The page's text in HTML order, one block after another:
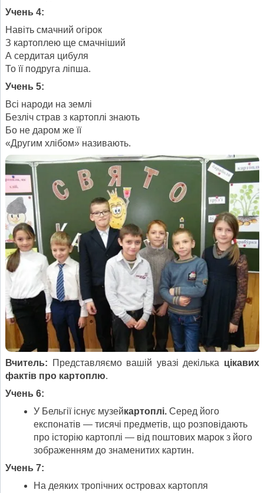
Учень 4:
Навіть смачний огірок
З картоплею ще смачніший
А сердитая цибуля
То її подруга ліпша.
Учень 5:
Всі народи на землі
Безліч страв з картоплі знають
Бо не даром же її
«Другим хлібом» називають.
Вчитель: Представляємо вашій увазі декілька цікавих
фактів про картоплю.
Учень 6:
У Бельгії існує музейкартоплі. Серед його
експонатів — тисячі предметів, що розповідають
про історію картоплі — від поштових марок з його
зображенням до знаменитих картин.
Учень 7:
На деяких тропічних островах картопля